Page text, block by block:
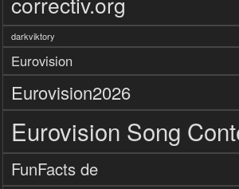
darkviktory
Eurovision
Eurovision2026
Eurovision Song
FunFacts de